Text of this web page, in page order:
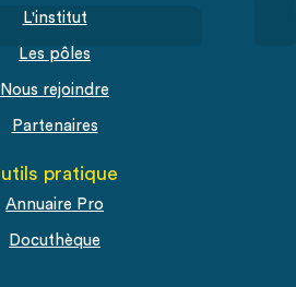
L'institut
Les pôles
Nous rejoindre
Partenaires
pratique
Annuaire Pro
Docuthèque